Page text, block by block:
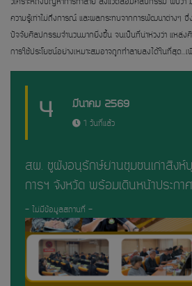
ความรู้เท่าไม่ถึงการณ์ และผลกระทบจากการพัฒนาต่างๆ
ปัจจัยศิลปกรรมจำนวนมากยิ่งขึ้น จนเป็นที่น่าห่วงว่า แหล่ง
การใช้ประโยชน์อย่างเหมาะสมอาจถูกทำลายลงได้ในที่สุด...เ
4 มีนาคม 2569
1 วันที่แล้ว
สผ. ชูผังอนุรักษ์ย่านชุมชนเก่าสิง
การฯ จังหวัด พร้อมเดินหน้าประกา
- ไม่มีข้อมูลสถานที่ -